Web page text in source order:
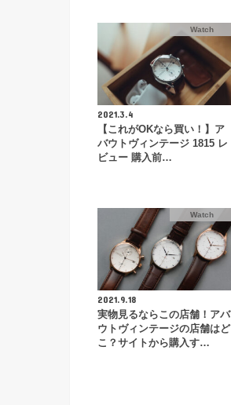
Watch
2021.3.4
【これがOKなら買い！】ア
バウトヴィンテージ 1815 レ
ビュー 購入前…
Watch
2021.9.18
実物見るならこの店舗！アバ
ウトヴィンテージの店舗はど
こ？サイトから購入す…